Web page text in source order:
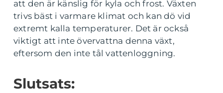
att den är känslig för kyla och frost. Växten
trivs bäst i varmare klimat och kan dö vid
extremt kalla temperaturer. Det är också
viktigt att inte övervattna denna växt,
eftersom den inte tål vattenloggning.
Slutsats: